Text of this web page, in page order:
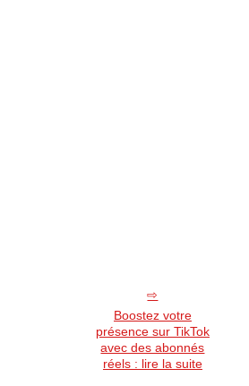
Boostez votre
présence sur TikTok
avec des abonnés
réels : lire la suite